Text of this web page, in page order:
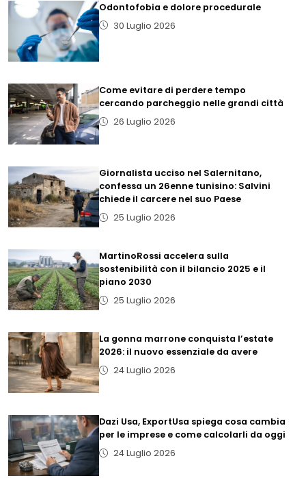
Odontofobia e dolore procedurale
30 Luglio 2026
Come evitare di perdere tempo
cercando parcheggio nelle grandi città
26 Luglio 2026
Giornalista ucciso nel Salernitano,
confessa un 26enne tunisino: Salvini
chiede il carcere nel suo Paese
25 Luglio 2026
MartinoRossi accelera sulla
sostenibilità con il bilancio 2025 e il
piano 2030
25 Luglio 2026
La gonna marrone conquista l’estate
2026: il nuovo essenziale da avere
24 Luglio 2026
Dazi Usa, ExportUsa spiega cosa cambia
per le imprese e come calcolarli da oggi
24 Luglio 2026